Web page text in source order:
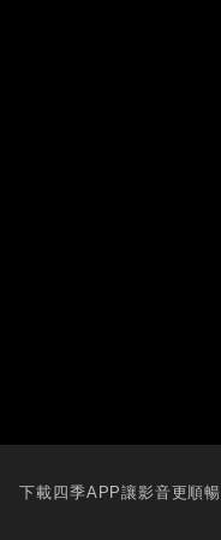
下載四季APP讓影音更順暢